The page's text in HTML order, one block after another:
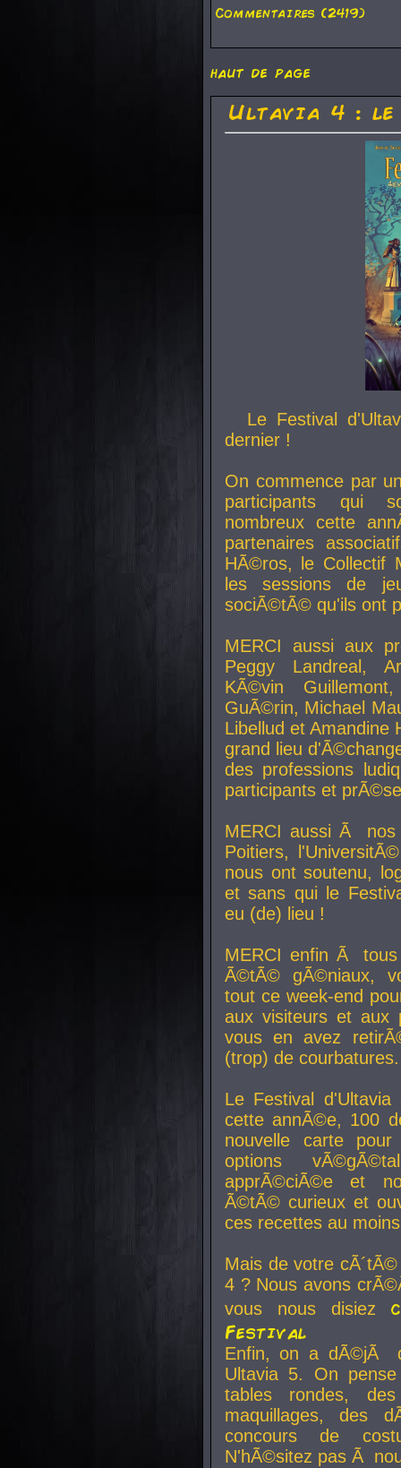
Commentaires (2419)
haut de page
Ultavia 4 :
Le Festival
dernier !
On commence par
participants qui
nombreux cette
partenaires
HÃ©ros, le Collectif
les sessions de
sociÃ©tÃ© qu'ils ont
MERCI aussi aux
Peggy Landreal,
KÃ©vin
GuÃ©rin, Michael
Libellud et Amandine
grand lieu
des professions
participants et
MERCI aussi Ã nos
Poitiers,
nous ont soutenu,
et sans qui le
eu (de) lieu !
MERCI enfin Ã
Ã©tÃ© gÃ©niaux,
tout ce week-end
aux visiteurs et aux
vous en avez
(trop) de courbatures.
Le Festival
cette annÃ©e, 100
nouvelle carte
options
apprÃ©ciÃ©e et
Ã©tÃ© curieux et
ces recettes au
Mais de votre
4 ? Nous avons
vous nous disiez
Festival
Enfin, on a dÃ©jÃ
Ultavia 5. On
tables rondes,
maquillages, des
concours de
N'hÃ©sitez pas Ã